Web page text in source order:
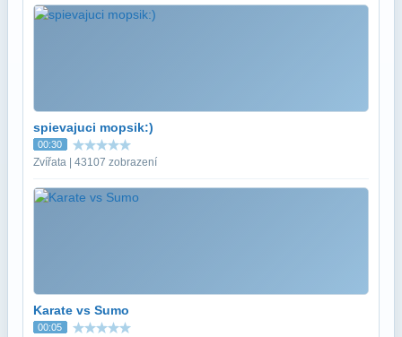
spievajuci mopsik:)
00:30
Zvířata | 43107 zobrazení
Karate vs Sumo
00:05